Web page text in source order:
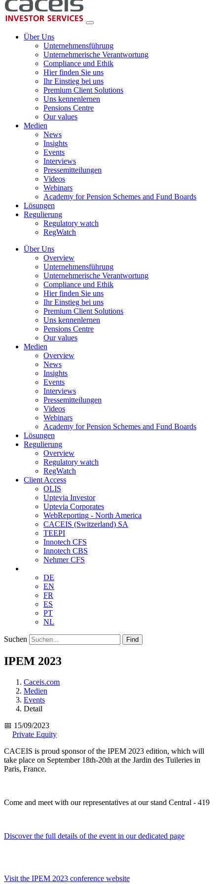
Über Uns
Unternehmensführung
Unternehmerische Verantwortung
Compliance und Ethik
Hier finden Sie uns
Ihr Einstieg bei uns
Premium Client Solutions
Uns kennenlernen
Pensions Centre
Our values
Medien
News
Insights
Events
Interviews
Pressemitteilungen
Videos
Webinars
Academy for Pension Schemes and Fund Boards
Lösungen
Regulierung
Regulatory watch
RegWatch
Über Uns
Overview
Unternehmensführung
Unternehmerische Verantwortung
Compliance und Ethik
Hier finden Sie uns
Ihr Einstieg bei uns
Premium Client Solutions
Uns kennenlernen
Pensions Centre
Our values
Medien
Overview
News
Insights
Events
Interviews
Pressemitteilungen
Videos
Webinars
Academy for Pension Schemes and Fund Boards
Lösungen
Regulierung
Overview
Regulatory watch
RegWatch
Client Access
OLIS
Uptevia Investor
Uptevia Corporates
WebReporting - North America
CACEIS (Switzerland) SA
TEEPI
Innotech CFS
Innotech CBS
Nehmer CFS
DE
EN
FR
ES
PT
NL
Suchen Find
IPEM 2023
Caceis.com
Medien
Events
Detail
📅 15/09/2023
Private Equity
CACEIS is proud sponsor of the IPEM 2023 edition, which will
take place on September 18th-20th at the Jardin des Tuileries in
Paris, France.
Come and meet with our representatives at our stand Central - 419
Discover the full details of the event in our dedicated page
Visit the IPEM 2023 conference website